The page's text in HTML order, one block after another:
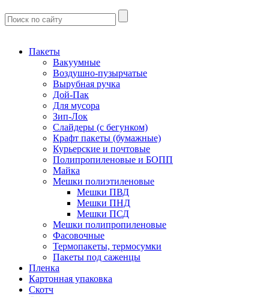
Пакеты
Вакуумные
Воздушно-пузырчатые
Вырубная ручка
Дой-Пак
Для мусора
Зип-Лок
Слайдеры (с бегунком)
Крафт пакеты (бумажные)
Курьерские и почтовые
Полипропиленовые и БОПП
Майка
Мешки полиэтиленовые
Мешки ПВД
Мешки ПНД
Мешки ПСД
Мешки полипропиленовые
Фасовочные
Термопакеты, термосумки
Пакеты под саженцы
Пленка
Картонная упаковка
Скотч